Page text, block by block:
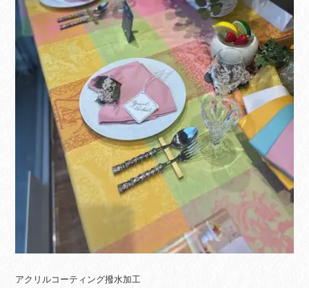
アクリルコーティング撥水加工